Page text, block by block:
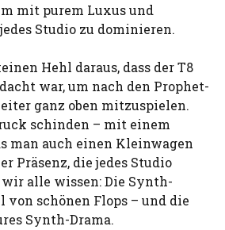
mit purem Luxus und
Studio zu dominieren.
Hehl daraus, dass der T8
war, um nach den Prophet-
ganz oben mitzuspielen.
schinden – mit einem
man auch einen Kleinwagen
Präsenz, die jedes Studio
alle wissen: Die Synth-
von schönen Flops – und die
Synth-Drama.